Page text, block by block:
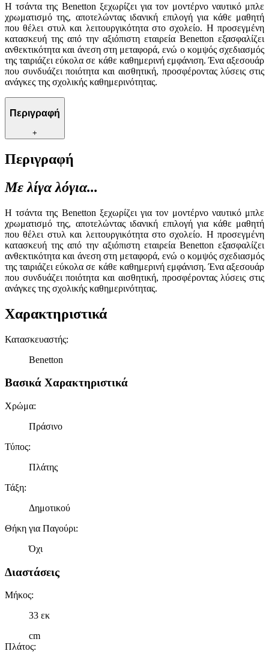
Η τσάντα της Benetton ξεχωρίζει για τον μοντέρνο ναυτικό μπλε
χρωματισμό της, αποτελώντας ιδανική επιλογή για κάθε μαθητή
που θέλει στυλ και λειτουργικότητα στο σχολείο. Η προσεγμένη
κατασκευή της από την αξιόπιστη εταιρεία Benetton εξασφαλίζει
ανθεκτικότητα και άνεση στη μεταφορά, ενώ ο κομψός σχεδιασμός
της ταιριάζει εύκολα σε κάθε καθημερινή εμφάνιση. Ένα αξεσουάρ
που συνδυάζει ποιότητα και αισθητική, προσφέροντας λύσεις στις
ανάγκες της σχολικής καθημερινότητας.
Περιγραφή
+
Περιγραφή
Με λίγα λόγια...
Η τσάντα της Benetton ξεχωρίζει για τον μοντέρνο ναυτικό μπλε
χρωματισμό της, αποτελώντας ιδανική επιλογή για κάθε μαθητή
που θέλει στυλ και λειτουργικότητα στο σχολείο. Η προσεγμένη
κατασκευή της από την αξιόπιστη εταιρεία Benetton εξασφαλίζει
ανθεκτικότητα και άνεση στη μεταφορά, ενώ ο κομψός σχεδιασμός
της ταιριάζει εύκολα σε κάθε καθημερινή εμφάνιση. Ένα αξεσουάρ
που συνδυάζει ποιότητα και αισθητική, προσφέροντας λύσεις στις
ανάγκες της σχολικής καθημερινότητας.
Χαρακτηριστικά
Κατασκευαστής:
Benetton
Βασικά Χαρακτηριστικά
Χρώμα:
Πράσινο
Τύπος:
Πλάτης
Τάξη:
Δημοτικού
Θήκη για Παγούρι:
Όχι
Διαστάσεις
Μήκος:
33 εκ
cm
Πλάτος: